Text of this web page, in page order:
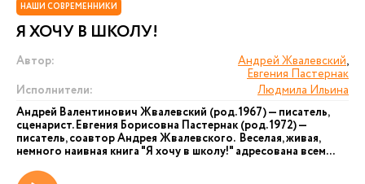
НАШИ СОВРЕМЕННИКИ
Я ХОЧУ В ШКОЛУ!
Автор: Андрей Жвалевский,
Евгения Пастернак
Исполнители:
Людмила Ильина
Андрей Валентинович Жвалевский (род. 1967) — писатель,
сценарист. Евгения Борисовна Пастернак (род. 1972) —
писатель, соавтор Андрея Жвалевского. Веселая, живая,
немного наивная книга "Я хочу в школу!" адресована всем...